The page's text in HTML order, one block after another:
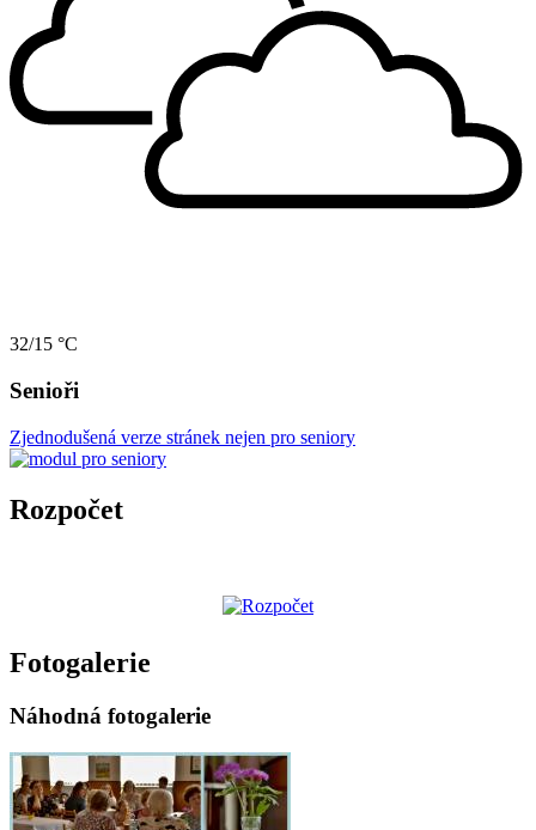
32/15 °C
Senioři
Zjednodušená verze stránek nejen pro seniory
Rozpočet
Fotogalerie
Náhodná fotogalerie